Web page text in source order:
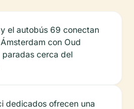
y el autobús 69 conectan
con Oud
cerca del
dedicados ofrecen una